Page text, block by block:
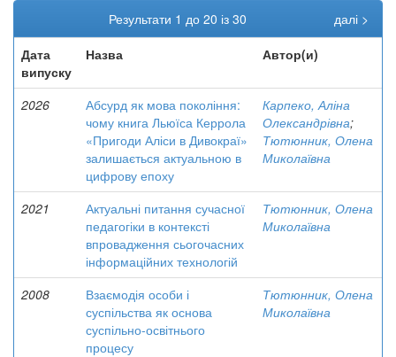
Результати 1 до 20 із 30
далі >
Дата
випуску
Назва Автор(и)
2026
Абсурд як мова покоління:
чому книга Льюїса Керрола
«Пригоди Аліси в Дивокраї»
залишається актуальною в
цифрову епоху
Карпеко, Аліна
Олександрівна;
Тютюнник, Олена
Миколаївна
2021
Актуальні питання сучасної
педагогіки в контексті
впровадження сьогочасних
інформаційних технологій
Тютюнник, Олена
Миколаївна
2008
Взаємодія особи і
суспільства як основа
суспільно-освітнього
процесу
Тютюнник, Олена
Миколаївна